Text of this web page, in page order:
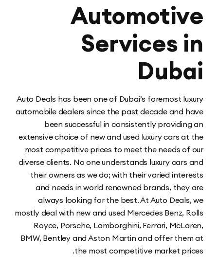
Services
Auto Deals has been one of Dubai’s foremost
automobile dealers since the past decade and
been successful in consistently
extensive choice of new and used luxury cars
most competitive prices to meet the needs
diverse clients. No one understands luxury
their owners as we do; with their varied
and needs in world renowned brands,
always looking for the best. At Auto
mostly deal with new and used Mercedes Benz,
Royce, Porsche, Lamborghini, Ferrari,
BMW, Bentley and Aston Martin and offer
the most competitive market